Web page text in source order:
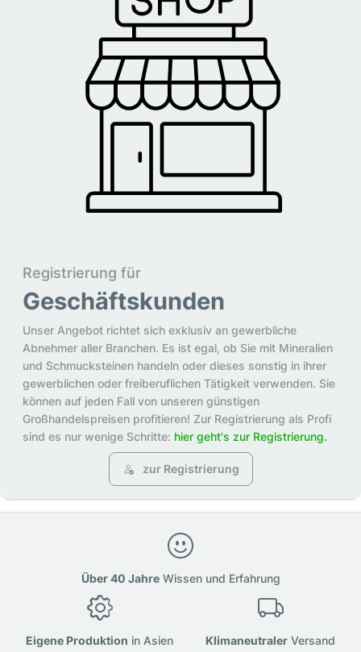
Registrierung für
Geschäftskunden
Unser Angebot richtet sich exklusiv an gewerbliche
Abnehmer aller Branchen. Es ist egal, ob Sie mit Mineralien
und Schmucksteinen handeln oder dieses sonstig in ihrer
gewerblichen oder freiberuflichen Tätigkeit verwenden. Sie
können auf jeden Fall von unseren günstigen
Großhandelspreisen profitieren! Zur Registrierung als Profi
sind es nur wenige Schritte: hier geht's zur Registrierung.
zur Registrierung
Über 40 JahreWissen und Erfahrung
Eigene Produktion in Asien Klimaneutraler Versand